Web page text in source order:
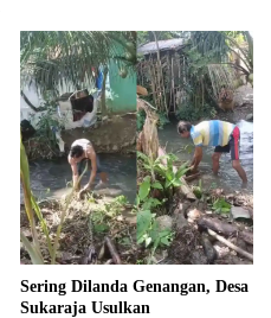
Sering Dilanda Genangan, Desa
Sukaraja Usulkan